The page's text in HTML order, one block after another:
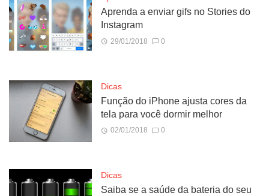
Aprenda a enviar gifs no Stories do
Instagram
29/01/2018 0
Dicas
Função do iPhone ajusta cores da
tela para você dormir melhor
02/01/2018 0
Dicas
Saiba se a saúde da bateria do seu